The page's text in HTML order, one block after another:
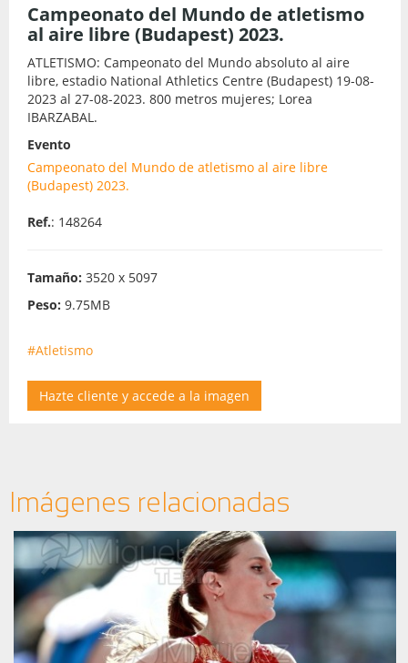
Campeonato del Mundo de atletismo
al aire libre (Budapest) 2023.
ATLETISMO: Campeonato del Mundo absoluto al aire
libre, estadio National Athletics Centre (Budapest) 19-08-
2023 al 27-08-2023. 800 metros mujeres; Lorea
IBARZABAL.
Evento
Campeonato del Mundo de atletismo al aire libre
(Budapest) 2023.
Ref.: 148264
Tamaño: 3520 x 5097
Peso: 9.75MB
#Atletismo
Hazte cliente y accede a la imagen
Imágenes relacionadas